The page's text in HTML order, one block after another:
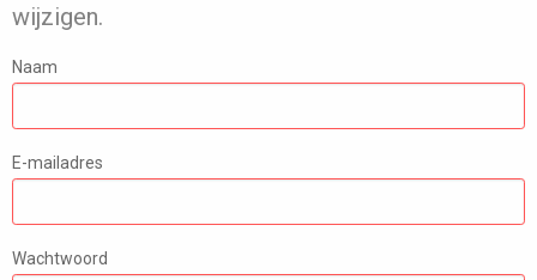
wijzigen.
Naam
E-mailadres
Wachtwoord